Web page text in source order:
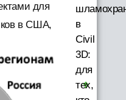
для
в США,
в
Civil
3D:
для
тех,